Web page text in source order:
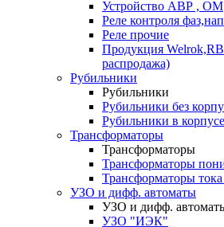
Устройство АВР , ОМ
Реле контроля
Реле прочие
Продукция
распродажа)
Рубильники
Рубильники
Рубильники без
Рубильники в корпусе
Трансформаторы
Трансформаторы
Трансформаторы
Трансформаторы
УЗО и дифф. автоматы
УЗО и дифф.
УЗО "ИЭК"